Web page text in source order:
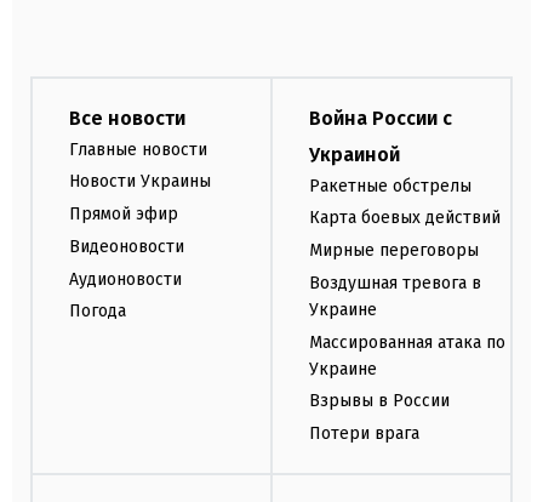
Все новости
Главные новости
Новости Украины
Прямой эфир
Видеоновости
Аудионовости
Погода
Война России с
Украиной
Ракетные обстрелы
Карта боевых действий
Мирные переговоры
Воздушная тревога в
Украине
Массированная атака по
Украине
Взрывы в России
Потери врага